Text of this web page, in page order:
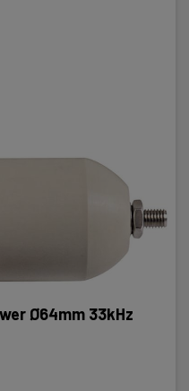
Ø64mm 33kHz